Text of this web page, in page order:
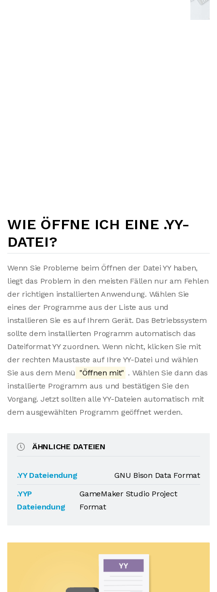
WIE ÖFFNE ICH EINE .YY-
DATEI?
Wenn Sie Probleme beim Öffnen der Datei YY haben,
liegt das Problem in den meisten Fällen nur am Fehlen
der richtigen installierten Anwendung. Wählen Sie
eines der Programme aus der Liste aus und
installieren Sie es auf Ihrem Gerät. Das Betriebssystem
sollte dem installierten Programm automatisch das
Dateiformat YY zuordnen. Wenn nicht, klicken Sie mit
der rechten Maustaste auf Ihre YY-Datei und wählen
Sie aus dem Menü "Öffnen mit" . Wählen Sie dann das
installierte Programm aus und bestätigen Sie den
Vorgang. Jetzt sollten alle YY-Dateien automatisch mit
dem ausgewählten Programm geöffnet werden.
ÄHNLICHE DATEIEN
.YY Dateiendung
GNU Bison Data Format
.YYP
Dateiendung
GameMaker Studio Project
Format